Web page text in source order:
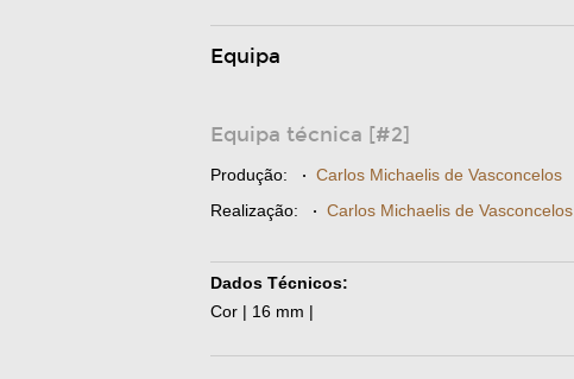
Equipa
Equipa técnica [#2]
Produção: · Carlos Michaelis de Vasconcelos
Realização: · Carlos Michaelis de Vasconcelos
Dados Técnicos:
Cor | 16 mm |